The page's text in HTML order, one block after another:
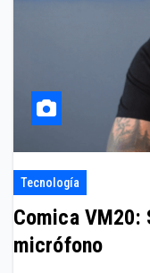
Tecnología
Comica VM20:
micrófono